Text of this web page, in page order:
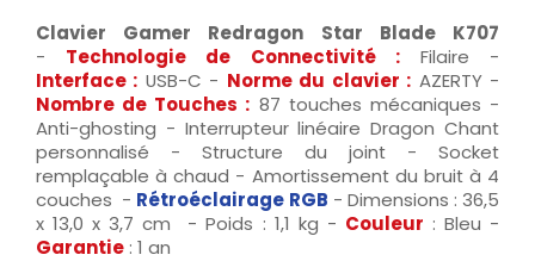
Clavier Gamer Redragon Star Blade K707
- Technologie de Connectivité :Filaire -
Interface : USB-C - Norme du clavier : AZERTY -
Nombre de Touches : 87 touches mécaniques -
Anti-ghosting - Interrupteur linéaire Dragon Chant
personnalisé - Structure du joint - Socket
remplaçable à chaud - Amortissement du bruit à 4
couches - Rétroéclairage RGB - Dimensions : 36,5
x 13,0 x 3,7 cm - Poids : 1,1 kg - Couleur : Bleu -
Garantie : 1 an